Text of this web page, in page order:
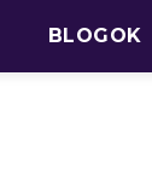
BLOGOK